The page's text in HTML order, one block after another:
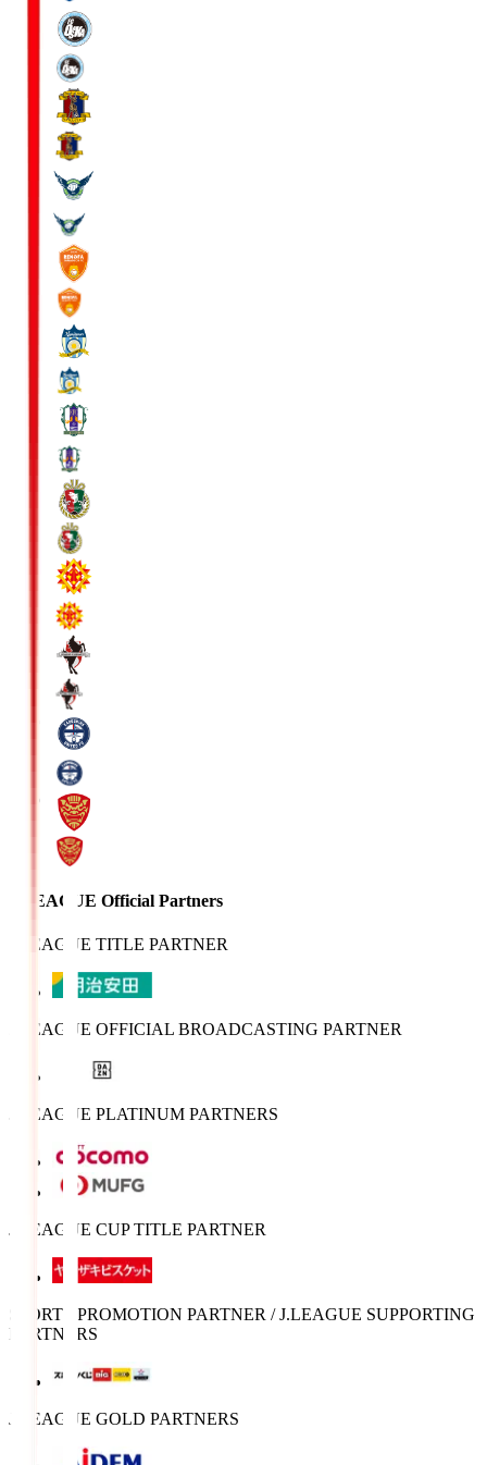
J.LEAGUE Official Partners
J.LEAGUE TITLE PARTNER
J.LEAGUE OFFICIAL BROADCASTING PARTNER
J.LEAGUE PLATINUM PARTNERS
J.LEAGUE CUP TITLE PARTNER
SPORTS PROMOTION PARTNER / J.LEAGUE SUPPORTING
PARTNERS
J.LEAGUE GOLD PARTNERS